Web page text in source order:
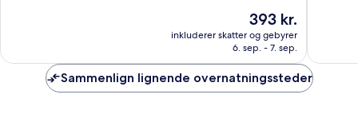
Prisen
393 kr.
393 kr.
inkluderer skatter og gebyrer
6. sep. - 7. sep.
Sammenlign lignende overnatningssteder